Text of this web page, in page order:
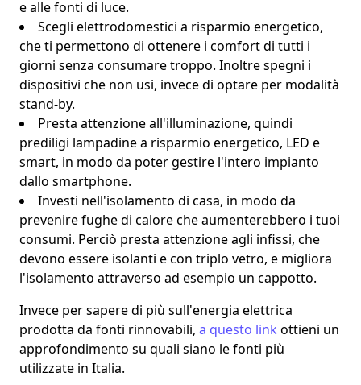
e alle fonti di luce.
Scegli elettrodomestici a risparmio energetico,
che ti permettono di ottenere i comfort di tutti i
giorni senza consumare troppo. Inoltre spegni i
dispositivi che non usi, invece di optare per modalità
stand-by.
Presta attenzione all'illuminazione, quindi
prediligi lampadine a risparmio energetico, LED e
smart, in modo da poter gestire l'intero impianto
dallo smartphone.
Investi nell'isolamento di casa, in modo da
prevenire fughe di calore che aumenterebbero i tuoi
consumi. Perciò presta attenzione agli infissi, che
devono essere isolanti e con triplo vetro, e migliora
l'isolamento attraverso ad esempio un cappotto.
Invece per sapere di più sull'energia elettrica
prodotta da fonti rinnovabili, a questo link ottieni un
approfondimento su quali siano le fonti più
utilizzate in Italia.